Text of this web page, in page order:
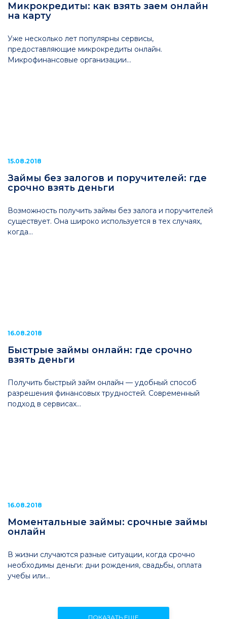
Микрокредиты: как взять заем онлайн
на карту
Уже несколько лет популярны сервисы,
предоставляющие микрокредиты онлайн.
Микрофинансовые организации...
15.08.2018
Займы без залогов и поручителей: где
срочно взять деньги
Возможность получить займы без залога и поручителей
существует. Она широко используется в тех случаях,
когда...
16.08.2018
Быстрые займы онлайн: где срочно
взять деньги
Получить быстрый займ онлайн — удобный способ
разрешения финансовых трудностей. Современный
подход в сервисах...
16.08.2018
Моментальные займы: срочные займы
онлайн
В жизни случаются разные ситуации, когда срочно
необходимы деньги: дни рождения, свадьбы, оплата
учебы или...
ПОКАЗАТЬ ЕЩЕ